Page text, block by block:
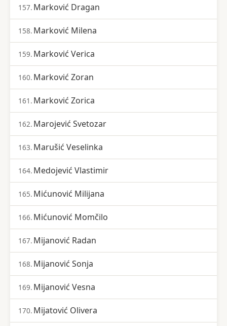
157. Marković Dragan
158. Marković Milena
159. Marković Verica
160. Marković Zoran
161. Marković Zorica
162. Marojević Svetozar
163. Marušić Veselinka
164. Medojević Vlastimir
165. Mićunović Milijana
166. Mićunović Momčilo
167. Mijanović Radan
168. Mijanović Sonja
169. Mijanović Vesna
170. Mijatović Olivera